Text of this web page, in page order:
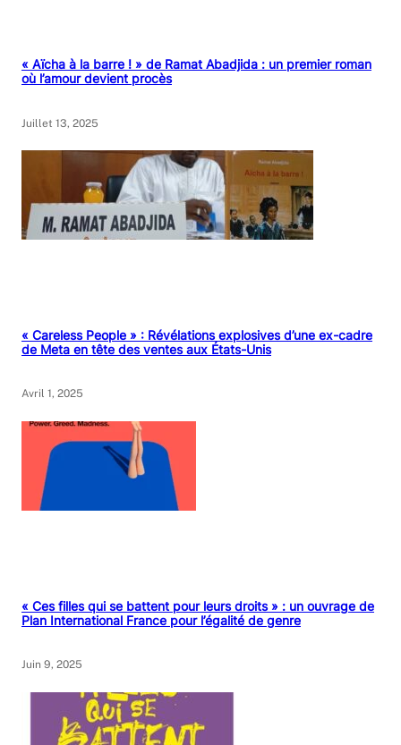
« Aïcha à la barre ! » de Ramat Abadjida : un premier roman
où l’amour devient procès
Juillet 13, 2025
« Careless People » : Révélations explosives d’une ex-cadre
de Meta en tête des ventes aux États-Unis
Avril 1, 2025
« Ces filles qui se battent pour leurs droits » : un ouvrage de
Plan International France pour l’égalité de genre
Juin 9, 2025